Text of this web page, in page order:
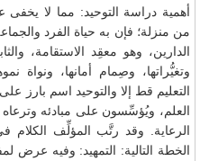
أهمية دراسة التوحيد: مما لا
من منزلة؛ فإن به حياة الفرد
الدارين، وهو معقِد الاستقامة،
وتغيُّراتها، وصِمام أمانها، ونواة
التعليم قط إلا والتوحيد اسم بارز
العلم، ويُؤسِّسون على مبادئه وترعاه
الرعاية. وقد رتَّب المؤلِّف الكلام
الخطة التالية: التمهيد: وفيه عرض